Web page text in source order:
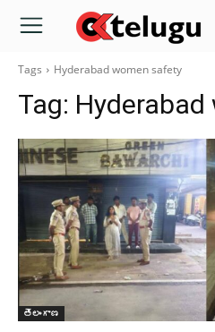
Tags Hyderabad women safety
Tag:
తెలంగాణ